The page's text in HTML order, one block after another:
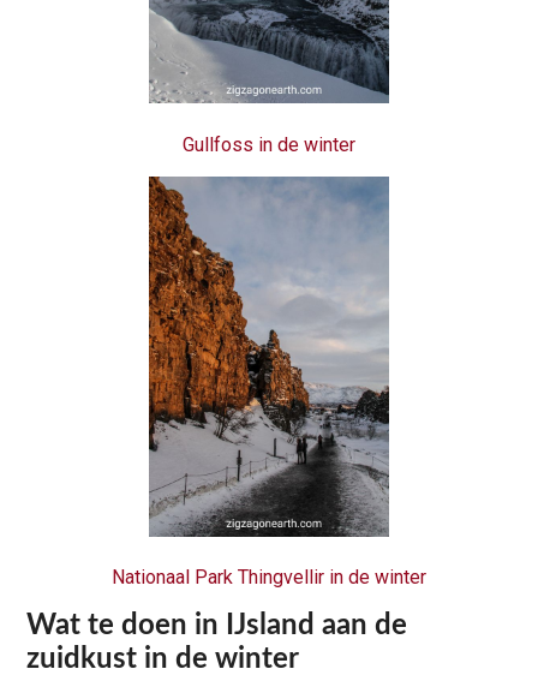
Gullfoss in de winter
Nationaal Park Thingvellir in de winter
Wat te doen in IJsland aan de
zuidkust in de winter